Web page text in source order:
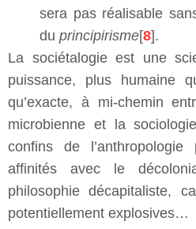
sera pas réalisable
du principirisme[8].
La sociétalogie est une
puissance, plus humaine
qu’exacte, à mi-chemin
microbienne et la
confins de
affinités avec le
philosophie décapitaliste,
potentiellement explosives…